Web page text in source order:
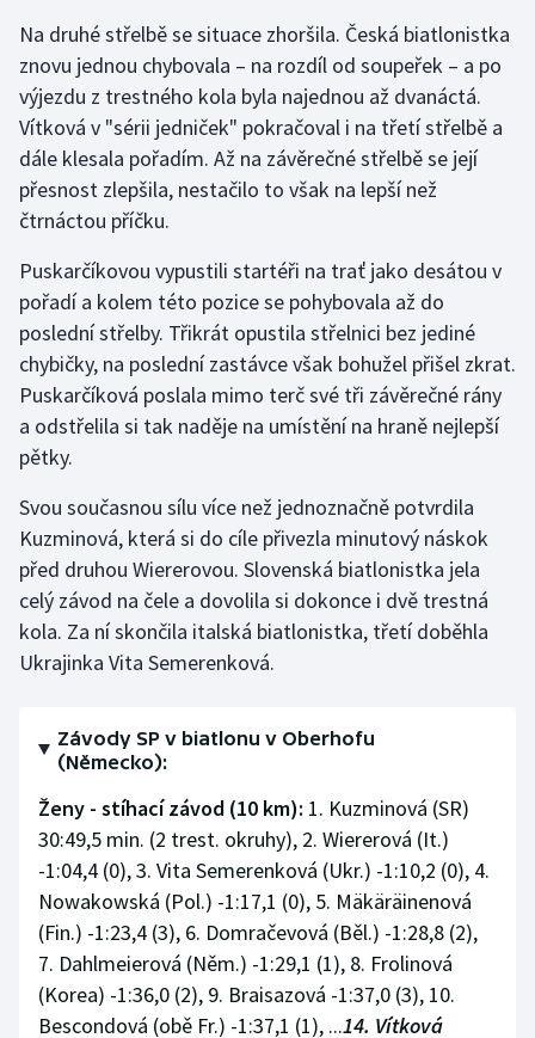
Na druhé střelbě se situace zhoršila. Česká biatlonistka
znovu jednou chybovala – na rozdíl od soupeřek – a po
výjezdu z trestného kola byla najednou až dvanáctá.
Vítková v "sérii jedniček" pokračoval i na třetí střelbě a
dále klesala pořadím. Až na závěrečné střelbě se její
přesnost zlepšila, nestačilo to však na lepší než
čtrnáctou příčku.
Puskarčíkovou vypustili startéři na trať jako desátou v
pořadí a kolem této pozice se pohybovala až do
poslední střelby. Třikrát opustila střelnici bez jediné
chybičky, na poslední zastávce však bohužel přišel zkrat.
Puskarčíková poslala mimo terč své tři závěrečné rány
a odstřelila si tak naděje na umístění na hraně nejlepší
pětky.
Svou současnou sílu více než jednoznačně potvrdila
Kuzminová, která si do cíle přivezla minutový náskok
před druhou Wiererovou. Slovenská biatlonistka jela
celý závod na čele a dovolila si dokonce i dvě trestná
kola. Za ní skončila italská biatlonistka, třetí doběhla
Ukrajinka Vita Semerenková.
Závody SP v biatlonu v Oberhofu
(Německo):
Ženy - stíhací závod (10 km): 1. Kuzminová (SR)
30:49,5 min. (2 trest. okruhy), 2. Wiererová (It.)
-1:04,4 (0), 3. Vita Semerenková (Ukr.) -1:10,2 (0), 4.
Nowakowská (Pol.) -1:17,1 (0), 5. Mäkäräinenová
(Fin.) -1:23,4 (3), 6. Domračevová (Běl.) -1:28,8 (2),
7. Dahlmeierová (Něm.) -1:29,1 (1), 8. Frolinová
(Korea) -1:36,0 (2), 9. Braisazová -1:37,0 (3), 10.
Bescondová (obě Fr.) -1:37,1 (1), ...14. Vítková